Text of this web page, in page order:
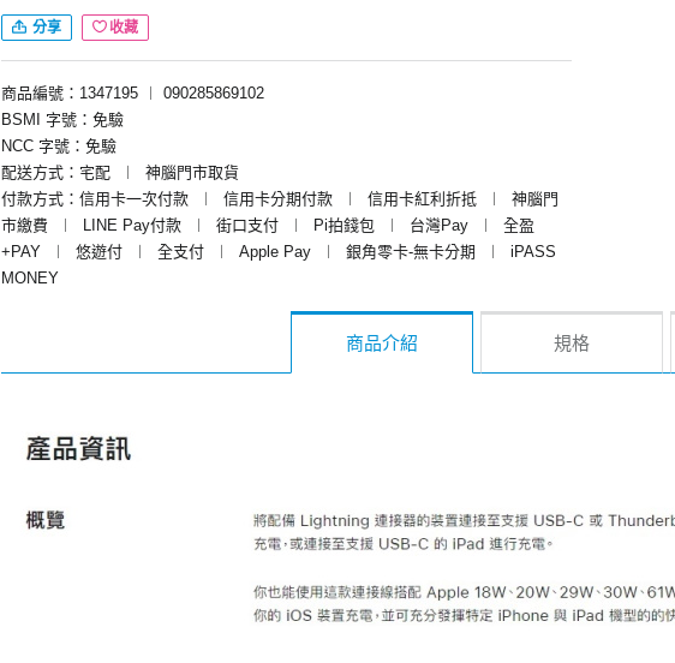
分享 收藏
商品編號：1347195 ︱
090285869102
BSMI 字號：免驗
NCC 字號：免驗
配送方式：宅配
︱
神腦門市取貨
付款方式：信用卡一次付款
︱ 信用卡分期付款 ︱ 信用卡紅利折抵 ︱
神腦門
市繳費
︱ LINE Pay付款 ︱ 街口支付 ︱ Pi拍錢包 ︱ 台灣Pay ︱
全盈
+PAY
︱ 悠遊付 ︱ 全支付 ︱ Apple Pay ︱ 銀角零卡-無卡分期 ︱
iPASS
MONEY
商品介紹 規格